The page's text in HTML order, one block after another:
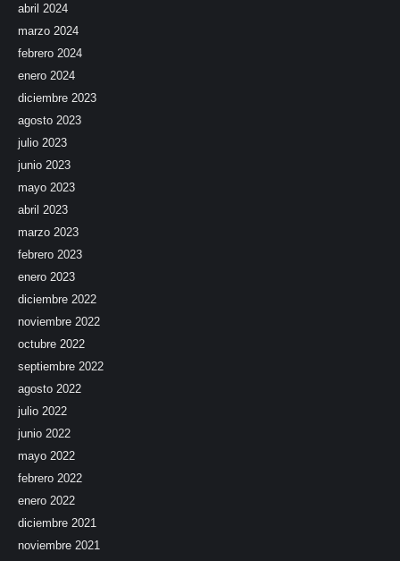
abril 2024
marzo 2024
febrero 2024
enero 2024
diciembre 2023
agosto 2023
julio 2023
junio 2023
mayo 2023
abril 2023
marzo 2023
febrero 2023
enero 2023
diciembre 2022
noviembre 2022
octubre 2022
septiembre 2022
agosto 2022
julio 2022
junio 2022
mayo 2022
febrero 2022
enero 2022
diciembre 2021
noviembre 2021